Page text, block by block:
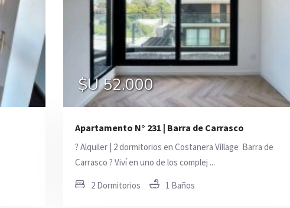
$U 24.000
$U 52.000
Apartamento N° 231 | Barra de Carrasco
? Alquiler | 2 dormitorios en Costanera Village  Barra de
Carrasco ? Viví en uno de los complej ...
2 Dormitorios 1 Baños
$U 45.000